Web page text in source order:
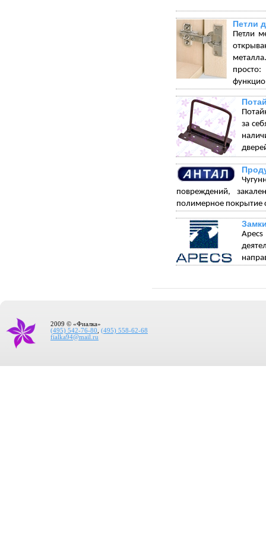
Петли
Петли
за
повреждений,
полимерное покрытие
Apecs
2009 © «Фиалка»
(495) 542-76-80
(495) 558-62-68
fialka94@mail.ru